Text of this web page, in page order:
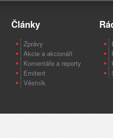
Články
Zprávy
Akcie a akcionáři
Komentáře a reporty
Emitent
Věstník